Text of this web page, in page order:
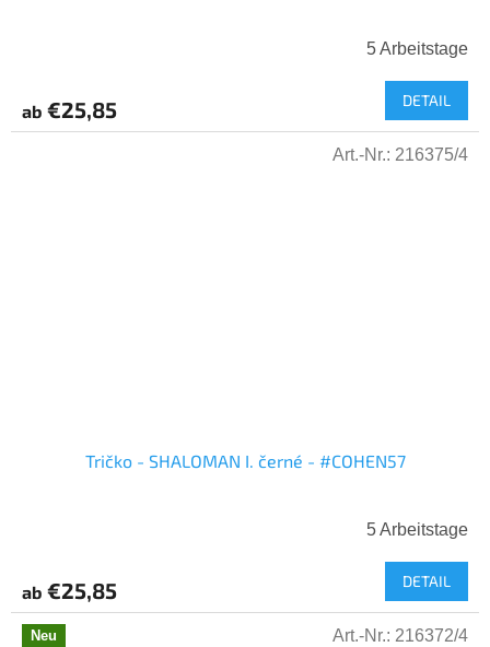
5 Arbeitstage
ab €25,85 DETAIL
Tričko - SHALOMAN I. černé - #COHEN57
5 Arbeitstage
ab €25,85 DETAIL
Art.-Nr.: 216375/4
Neu
Art.-Nr.: 216372/4